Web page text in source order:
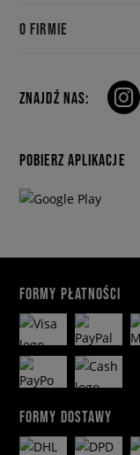
O FIRMIE
ZNAJDŹ NAS:
POBIERZ APLIKACJE
FORMY PŁATNOŚCI
FORMY DOSTAWY